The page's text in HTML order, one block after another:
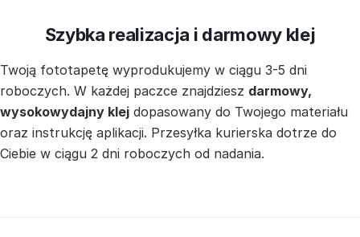
Szybka realizacja i darmowy klej
Twoją fototapetę wyprodukujemy w ciągu 3-5 dni
roboczych. W każdej paczce znajdziesz darmowy,
wysokowydajny klej dopasowany do Twojego materiału
oraz instrukcję aplikacji. Przesyłka kurierska dotrze do
Ciebie w ciągu 2 dni roboczych od nadania.